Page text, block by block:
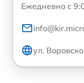
Ежедневно с
ул.